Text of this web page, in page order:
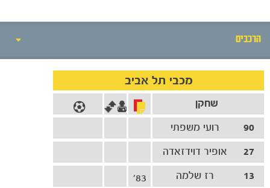
הרכבים
סיקור המשחק
הרכבים
גלריה
מכבי תל אביב
שחקן
90
רועי משפתי
27
אופיר דוידזאדה
13
רז שלמה
83'